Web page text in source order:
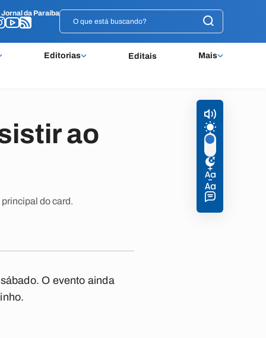
Jornal da Paraíba
Editorias Editais Mais
Jornal da Paraíba
ao
do card.
O evento ainda